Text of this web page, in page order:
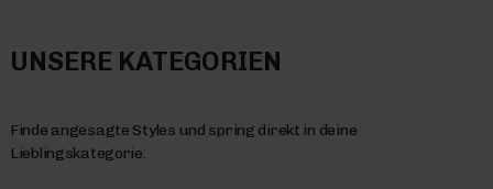
UNSERE KATEGORIEN
Finde angesagte Styles und spring direkt in deine
Lieblingskategorie.